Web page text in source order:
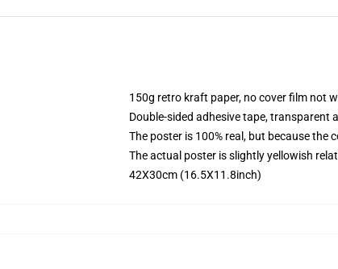
150g retro kraft paper, no cover film not
Double-sided adhesive tape, transparent
The poster is 100% real, but because the
The actual poster is slightly yellowish
42X30cm (16.5X11.8inch)